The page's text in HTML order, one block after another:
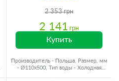
2 353 грн
2 141 грн
Купить
Производитель - Польша, Размер, мм
- Ø110x500, Тип воды - Холодная